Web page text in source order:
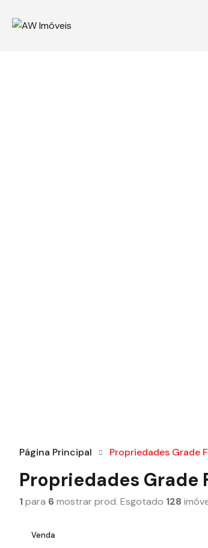
Página Principal Propriedades Grade
Propriedades Grade
1para 6mostrar prod. Esgotado 128
Venda